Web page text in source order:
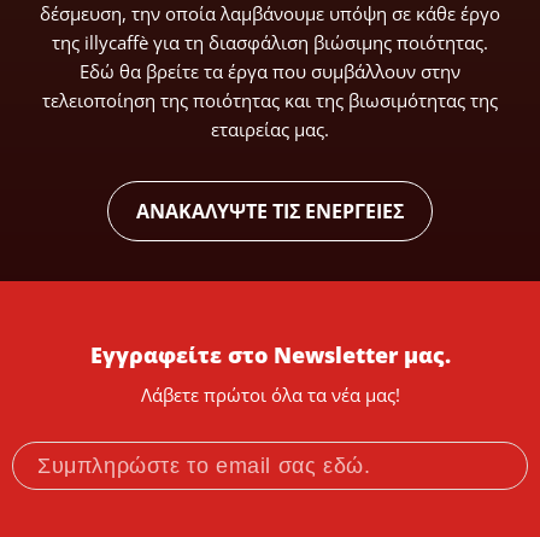
δέσμευση, την οποία λαμβάνουμε υπόψη σε κάθε έργο
της illycaffè για τη διασφάλιση βιώσιμης ποιότητας.
Εδώ θα βρείτε τα έργα που συμβάλλουν στην
τελειοποίηση της ποιότητας και της βιωσιμότητας της
εταιρείας μας.
ΑΝΑΚΑΛΥΨΤΕ ΤΙΣ ΕΝΕΡΓΕΙΕΣ
Εγγραφείτε στο Newsletter μας.
Λάβετε πρώτοι όλα τα νέα μας!